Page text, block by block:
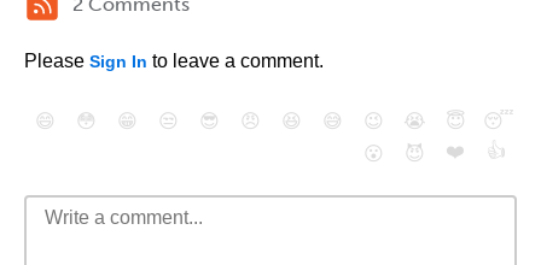
Please Sign In to leave a comment.
😄 😳 😁 😒 😎 😠 😆 😅 😉 😭 😇
😴
😮
😈 ❤️ 👍